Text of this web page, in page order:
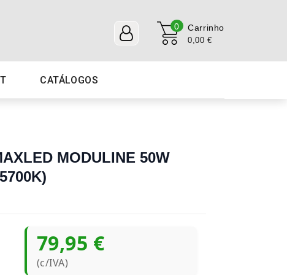
Carrinho
0,00 €
0
CATÁLOGOS
MODULINE 50W
79,95 €
(c/IVA)